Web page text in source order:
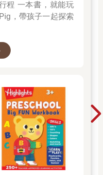
，帶孩子一起探索